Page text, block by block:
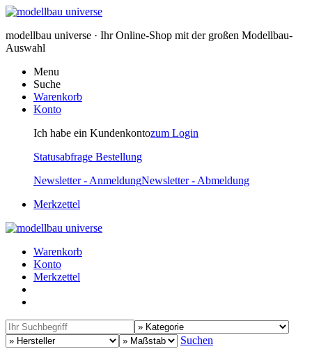
modellbau universe · Ihr Online-Shop mit der großen Modellbau-
Auswahl
Menu
Suche
Warenkorb
Konto
Ich habe ein Kundenkontozum Login
Statusabfrage Bestellung
Newsletter - AnmeldungNewsletter - Abmeldung
Merkzettel
Warenkorb
Konto
Merkzettel
Suchen